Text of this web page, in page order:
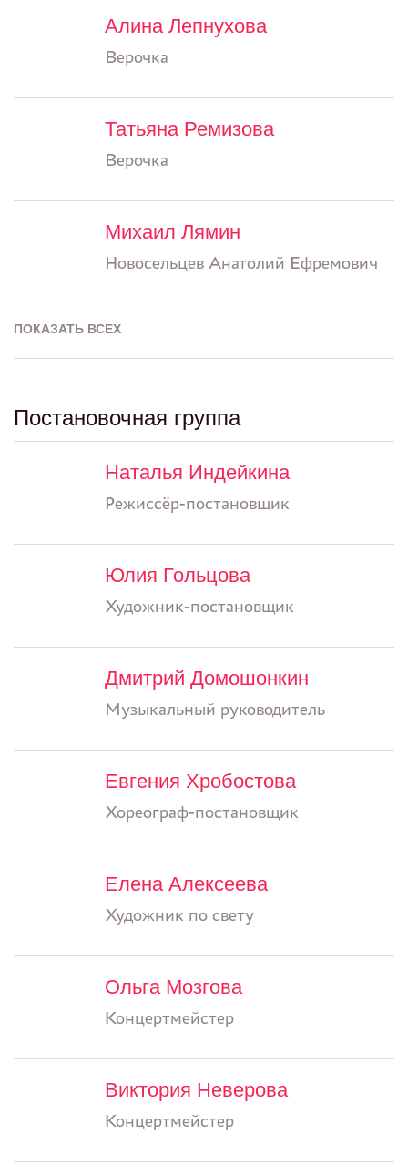
Алина Лепнухова
Верочка
Татьяна Ремизова
Верочка
Михаил Лямин
Новосельцев Анатолий Ефремович
ПОКАЗАТЬ ВСЕХ
Постановочная группа
Наталья Индейкина
Режиссёр-постановщик
Юлия Гольцова
Художник-постановщик
Дмитрий Домошонкин
Музыкальный руководитель
Евгения Хробостова
Хореограф-постановщик
Елена Алексеева
Художник по свету
Ольга Мозгова
Концертмейстер
Виктория Неверова
Концертмейстер